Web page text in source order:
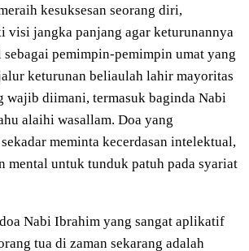
kesuksesan seorang diri,
visi jangka panjang agar keturunannya
pemimpin-pemimpin umat yang
keturunan beliaulah lahir mayoritas
wajib diimani, termasuk baginda Nabi
alaihi wasallam. Doa yang
meminta kecerdasan intelektual,
mental untuk tunduk patuh pada syariat
Nabi Ibrahim yang sangat aplikatif
tua di zaman sekarang adalah